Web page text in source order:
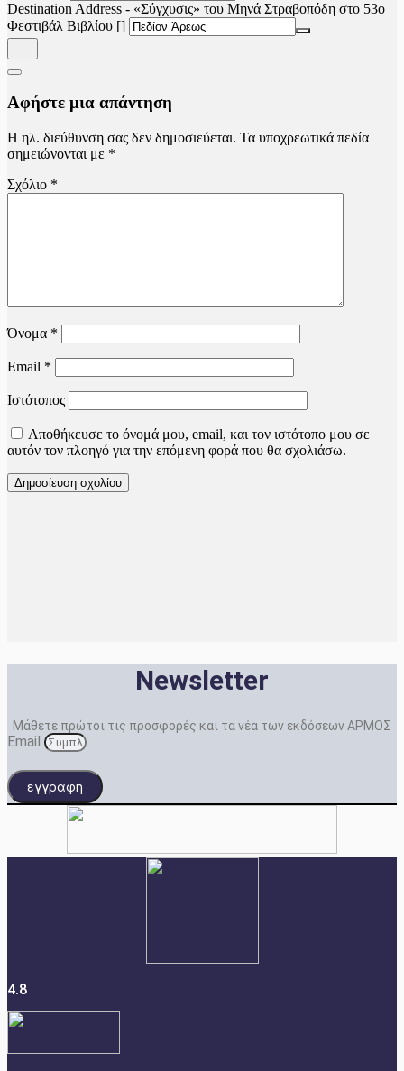
Destination Address - «Σύγχυσις» του Μηνά Στραβοπόδη στο 53ο
Φεστιβάλ Βιβλίου []
Αφήστε μια απάντηση
Η ηλ. διεύθυνση σας δεν δημοσιεύεται. Τα υποχρεωτικά πεδία
σημειώνονται με *
Σχόλιο *
Όνομα *
Email *
Ιστότοπος
Αποθήκευσε το όνομά μου, email, και τον ιστότοπο μου σε
αυτόν τον πλοηγό για την επόμενη φορά που θα σχολιάσω.
Newsletter
Μάθετε πρώτοι τις προσφορές και τα νέα των εκδόσεων ΑΡΜΟΣ
Email
εγγραφη
4.8